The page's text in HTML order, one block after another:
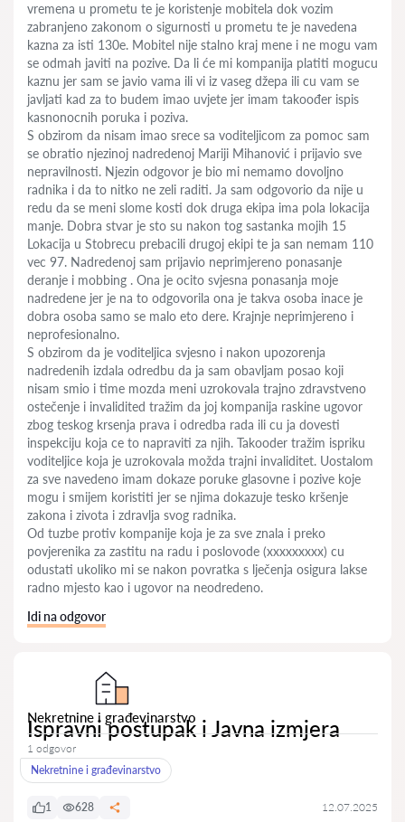
vremena u prometu te je koristenje mobitela dok vozim
zabranjeno zakonom o sigurnosti u prometu te je navedena
kazna za isti 130e. Mobitel nije stalno kraj mene i ne mogu vam
se odmah javiti na pozive. Da li će mi kompanija platiti mogucu
kaznu jer sam se javio vama ili vi iz vaseg džepa ili cu vam se
javljati kad za to budem imao uvjete jer imam takoođer ispis
kasnonocnih poruka i poziva.
S obzirom da nisam imao srece sa voditeljicom za pomoc sam
se obratio njezinoj nadredenoj Mariji Mihanović i prijavio sve
nepravilnosti. Njezin odgovor je bio mi nemamo dovoljno
radnika i da to nitko ne zeli raditi. Ja sam odgovorio da nije u
redu da se meni slome kosti dok druga ekipa ima pola lokacija
manje. Dobra stvar je sto su nakon tog sastanka mojih 15
Lokacija u Stobrecu prebacili drugoj ekipi te ja san nemam 110
vec 97. Nadredenoj sam prijavio neprimjereno ponasanje
deranje i mobbing . Ona je ocito svjesna ponasanja moje
nadredene jer je na to odgovorila ona je takva osoba inace je
dobra osoba samo se malo eto dere. Krajnje neprimjereno i
neprofesionalno.
S obzirom da je voditeljica svjesno i nakon upozorenja
nadredenih izdala odredbu da ja sam obavljam posao koji
nisam smio i time mozda meni uzrokovala trajno zdravstveno
ostečenje i invalidited tražim da joj kompanija raskine ugovor
zbog teskog krsenja prava i odredba rada ili cu ja dovesti
inspekciju koja ce to napraviti za njih. Takooder tražim ispriku
voditeljice koja je uzrokovala možda trajni invaliditet. Uostalom
za sve navedeno imam dokaze poruke glasovne i pozive koje
mogu i smijem koristiti jer se njima dokazuje tesko kršenje
zakona i zivota i zdravlja svog radnika.
Od tuzbe protiv kompanije koja je za sve znala i preko
povjerenika za zastitu na radu i poslovode (xxxxxxxxx) cu
odustati ukoliko mi se nakon povratka s lječenja osigura lakse
radno mjesto kao i ugovor na neodredeno.
Idi na odgovor
Nekretnine i građevinarstvo
Ispravni postupak i Javna izmjera
1 odgovor
Nekretnine i građevinarstvo
1 628 12.07.2025